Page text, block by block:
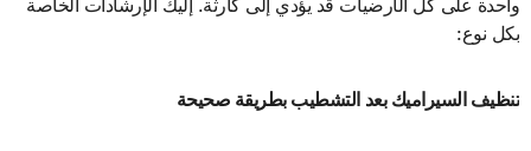
بكل نوع:
تنظيف السيراميك بعد التشطيب بطريقة صحيحة